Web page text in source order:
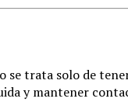
se trata solo de
y mantener